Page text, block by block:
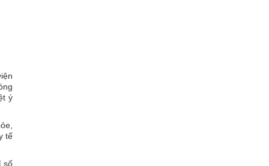
ý
tế
số